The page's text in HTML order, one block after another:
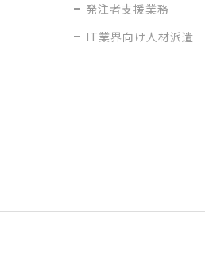
発注者支援業務
IT業界向け人材派遣